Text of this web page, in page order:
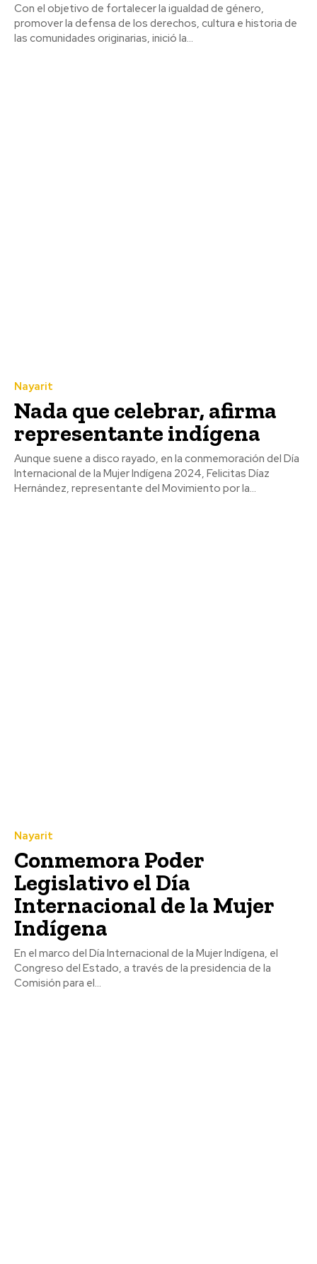
Con el objetivo de fortalecer la igualdad de género,
promover la defensa de los derechos, cultura e historia de
las comunidades originarias, inició la...
Nayarit
Nada que celebrar, afirma
representante indígena
Aunque suene a disco rayado, en la conmemoración del Día
Internacional de la Mujer Indígena 2024, Felicitas Díaz
Hernández, representante del Movimiento por la...
Nayarit
Conmemora Poder
Legislativo el Día
Internacional de la Mujer
Indígena
En el marco del Día Internacional de la Mujer Indígena, el
Congreso del Estado, a través de la presidencia de la
Comisión para el...